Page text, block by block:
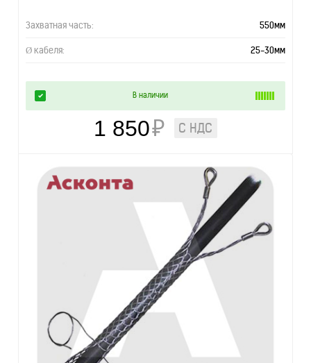
Захватная часть: 550мм
Ø кабеля: 25-30мм
В наличии
1 850₽ С НДС